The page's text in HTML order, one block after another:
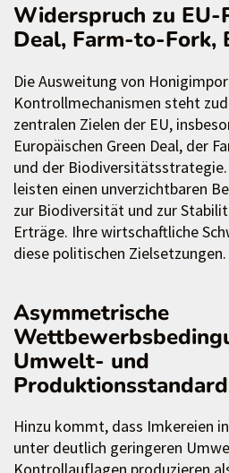
Widerspruch zu EU-
Deal, Farm-to-Fork,
Die Ausweitung von
Kontrollmechanismen steht
zentralen Zielen der EU,
Europäischen Green Deal, der
und der
leisten einen unverzichtbaren
zur Biodiversität und zur
Erträge. Ihre wirtschaftliche
diese politischen Zielsetzungen.
Asymmetrische
Umwelt- und
Hinzu kommt, dass Imkereien
unter deutlich geringeren
Kontrollauflagen produzieren